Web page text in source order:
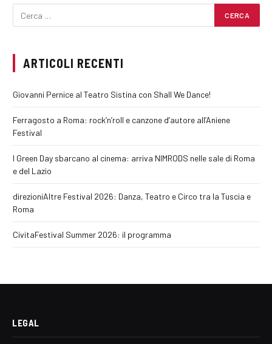
ARTICOLI RECENTI
Giovanni Pernice al Teatro Sistina con Shall We Dance!
Ferragosto a Roma: rock’n’roll e canzone d’autore all’Aniene
Festival
I Green Day sbarcano al cinema: arriva NIMRODS nelle sale di Roma
e del Lazio
direzioniAltre Festival 2026: Danza, Teatro e Circo tra la Tuscia e
Roma
CivitaFestival Summer 2026: il programma
LEGAL